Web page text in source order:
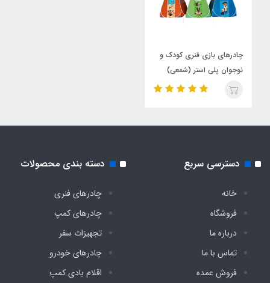
چادرهای بازی فنری کودک و
نوجوان پلی استر (شمعی)
دسترسی سریع
خانه
فروشگاه
درباره ما
تماس با ما
فروش عمده
دسته بندی محصولات
چادرهای فنری
چادرهای کمپ
تجهیزات سفر
چادرهای خودرو
اقلام بادی کمپ